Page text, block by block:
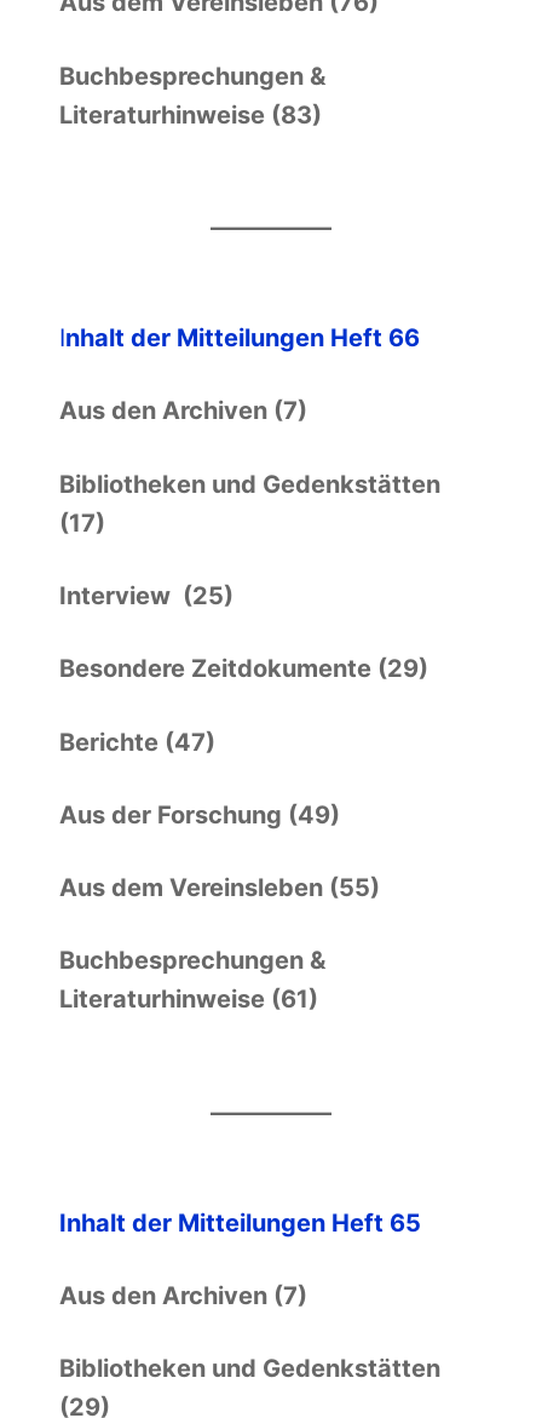
Buchbesprechungen &
Literaturhinweise (83)
Inhalt der Mitteilungen Heft 66
Aus den Archiven (7)
Bibliotheken und Gedenkstätten
(17)
Interview (25)
Besondere Zeitdokumente (29)
Berichte (47)
Aus der Forschung (49)
Aus dem Vereinsleben (55)
Buchbesprechungen &
Literaturhinweise (61)
Inhalt der Mitteilungen Heft 65
Aus den Archiven (7)
Bibliotheken und Gedenkstätten
(29)